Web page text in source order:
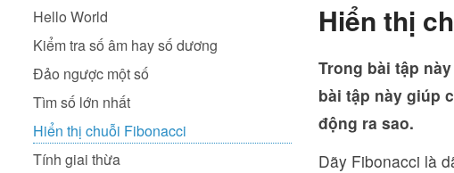
Hello World
Kiểm tra số âm hay số dương
Đảo ngược một số
Tìm số lớn nhất
Hiển thị chuỗi Fibonacci
Tính giai thừa
Hiển thị
Trong bài tập
bài tập này giúp
động ra sao.
Dãy Fibonacci là